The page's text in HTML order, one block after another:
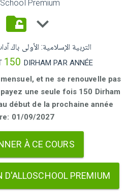
Premium
التربية الإسلامية: الأولى باك
150 DIRHAM PAR ANNÉE
et ne se renouvelle pas
une seule fois 150 Dirham
début de la prochaine année
01/09/2027
À CE COURS
D'ALLOSCHOOL PREMIUM